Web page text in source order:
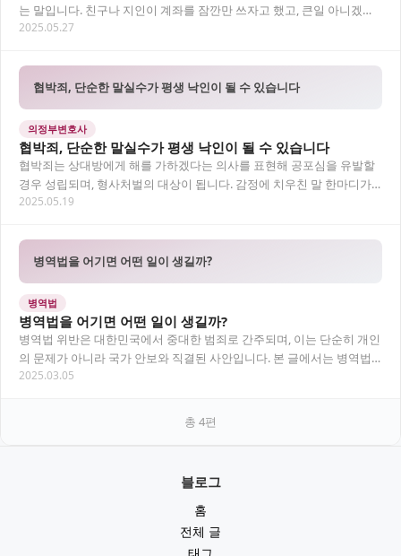
는 말입니다. 친구나 지인이 계좌를 잠깐만 쓰자고 했고, 큰일 아니겠거
니 빌려줬지만 그 대가는 결코 가볍지…
2025.05.27
협박죄, 단순한 말실수가 평생 낙인이 될 수 있습니다
의정부변호사
협박죄, 단순한 말실수가 평생 낙인이 될 수 있습니다
협박죄는 상대방에게 해를 가하겠다는 의사를 표현해 공포심을 유발할
경우 성립되며, 형사처벌의 대상이 됩니다. 감정에 치우친 말 한마디가
법적 책임으로 이어질 수 있어 주의가 필요합…
2025.05.19
병역법을 어기면 어떤 일이 생길까?
병역법
병역법을 어기면 어떤 일이 생길까?
병역법 위반은 대한민국에서 중대한 범죄로 간주되며, 이는 단순히 개인
의 문제가 아니라 국가 안보와 직결된 사안입니다. 본 글에서는 병역법
위반의 유형, 처벌, 그리고 이를 해결하기…
2025.03.05
총 4편
블로그
홈
전체 글